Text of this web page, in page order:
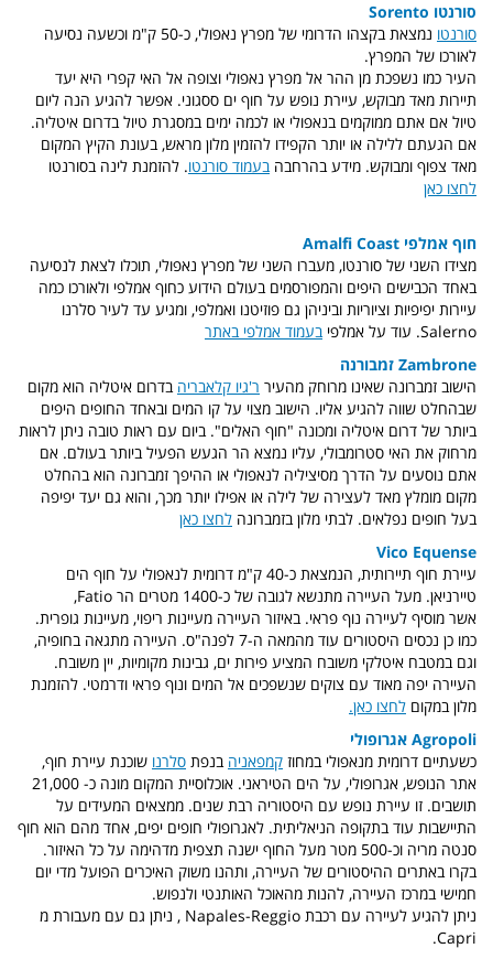
סורנטו Sorento
סורנטו
נמצאת בקצהו הדרומי של מפרץ נאפולי, כ-50 ק"מ וכשעה נסיעה
לאורכו של המפרץ.
העיר כמו נשפכת מן ההר אל מפרץ נאפולי וצופה אל האי קפרי היא יעד
תיירות מאד מבוקש, עיירת נופש על חוף ים ססגוני. אפשר להגיע הנה ליום
טיול אם אתם ממוקמים בנאפולי או לכמה ימים במסגרת טיול בדרום איטליה.
אם הגעתם ללילה או יותר הקפידו להזמין מלון מראש, בעונת הקיץ המקום
מאד צפוף ומבוקש. מידע בהרחבהבעמוד סורנטו. להזמנת לינה בסורנטו
לחצו כאן
חוף אמלפי Amalfi Coast
מצידו השני של סורנטו, מעברו השני של מפרץ נאפולי, תוכלו לצאת לנסיעה
באחד הכבישים היפים והמפורסמים בעולם הידוע כחוף אמלפי ולאורכו כמה
עיירות יפיפיות וציוריות וביניהן גם פוזיטנו ואמלפי, ומגיע עד לעיר סלרנו
Salerno. עוד על אמלפי
בעמוד אמלפי באתר
Zambrone זמבורנה
הישוב זמברונה שאינו מרוחק מהעיר ר'גיו קלאבריה בדרום איטליה הוא מקום
שבהחלט שווה להגיע אליו. הישוב מצוי על קו המים ובאחד החופים היפים
ביותר של דרום איטליה ומכונה "חוף האלים". ביום עם ראות טובה ניתן לראות
מרחוק את האי סטרומבולי, עליו נמצא הר הגעש הפעיל ביותר בעולם. אם
אתם נוסעים על הדרך מסיציליה לנאפולי או ההיפך זמברונה הוא בהחלט
מקום מומלץ מאד לעצירה של לילה או אפילו יותר מכך, והוא גם יעד יפיפה
בעל חופים נפלאים. לבתי מלון בזמברונה לחצו כאן
Vico Equense
עיירת חוף תיירותית, הנמצאת כ-40 ק"מ דרומית לנאפולי על חוף הים
טיירניאן. מעל העיירה מתנשא לגובה של כ-1400 מטרים הר Fatio,
אשר מוסיף לעיירה נוף פראי. באיזור העיירה מעיינות ריפוי, מעיינות גופרית.
כמו כן נכסים היסטורים עוד מהמאה ה-7 לפנה"ס. העיירה מתגאה בחופיה,
וגם במטבח איטלקי משובח המציע פירות ים, גבינות מקומיות, יין משובח.
העיירה יפה מאוד עם צוקים שנשפכים אל המים ונוף פראי ודרמטי. להזמנת
מלון במקום לחצו כאן.
Agropoli אגרופולי
כשעתיים דרומית מנאפולי במחוז קמפאניה בנפת סלרנו שוכנת עיירת חוף,
אתר הנופש, אגרופולי, על הים הטיראני. אוכלוסיית המקום מונה כ- 21,000
תושבים. זו עיירת נופש עם היסטוריה רבת שנים. ממצאים המעידים על
התיישבות עוד בתקופה הניאליתית. לאגרופולי חופים יפים, אחד מהם הוא חוף
סנטה מריה וכ-500 מטר מעל החוף ישנה תצפית מדהימה על כל האיזור.
בקרו באתרים ההיסטורים של העיירה, ותהנו משוק האיכרים הפועל מדי יום
חמישי במרכז העיירה, להנות מהאוכל האותנטי ולנפוש.
ניתן להגיע לעיירה עם רכבת Napales-Reggio , ניתן גם עם מעבורת מ
Capri.